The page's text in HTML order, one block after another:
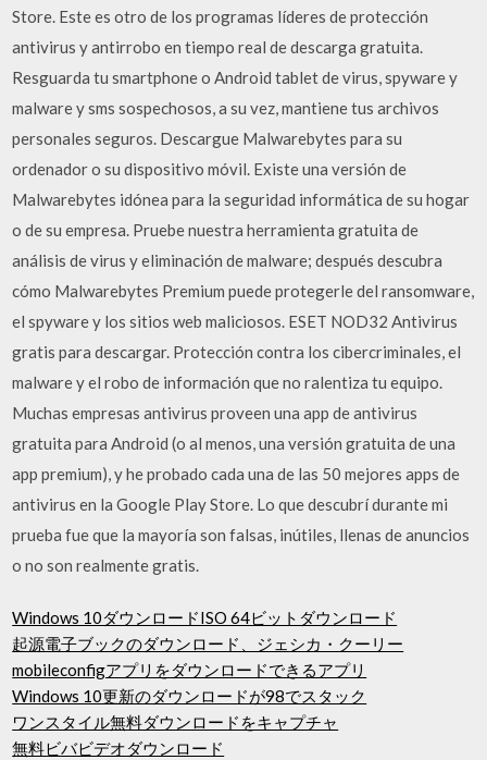
Store. Este es otro de los programas líderes de protección
antivirus y antirrobo en tiempo real de descarga gratuita.
Resguarda tu smartphone o Android tablet de virus, spyware y
malware y sms sospechosos, a su vez, mantiene tus archivos
personales seguros. Descargue Malwarebytes para su
ordenador o su dispositivo móvil. Existe una versión de
Malwarebytes idónea para la seguridad informática de su hogar
o de su empresa. Pruebe nuestra herramienta gratuita de
análisis de virus y eliminación de malware; después descubra
cómo Malwarebytes Premium puede protegerle del ransomware,
el spyware y los sitios web maliciosos. ESET NOD32 Antivirus
gratis para descargar. Protección contra los cibercriminales, el
malware y el robo de información que no ralentiza tu equipo.
Muchas empresas antivirus proveen una app de antivirus
gratuita para Android (o al menos, una versión gratuita de una
app premium), y he probado cada una de las 50 mejores apps de
antivirus en la Google Play Store. Lo que descubrí durante mi
prueba fue que la mayoría son falsas, inútiles, llenas de anuncios
o no son realmente gratis.
Windows 10ダウンロードISO 64ビットダウンロード
起源電子ブックのダウンロード、ジェシカ・クーリー
mobileconfigアプリをダウンロードできるアプリ
Windows 10更新のダウンロードが98でスタック
ワンスタイル無料ダウンロードをキャプチャ
無料ビバビデオダウンロード